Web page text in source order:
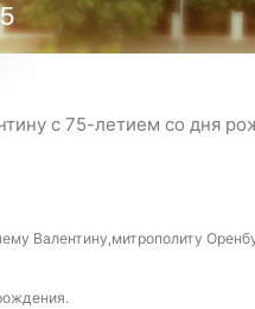
с 75-летием со дня
Валентину,митрополиту